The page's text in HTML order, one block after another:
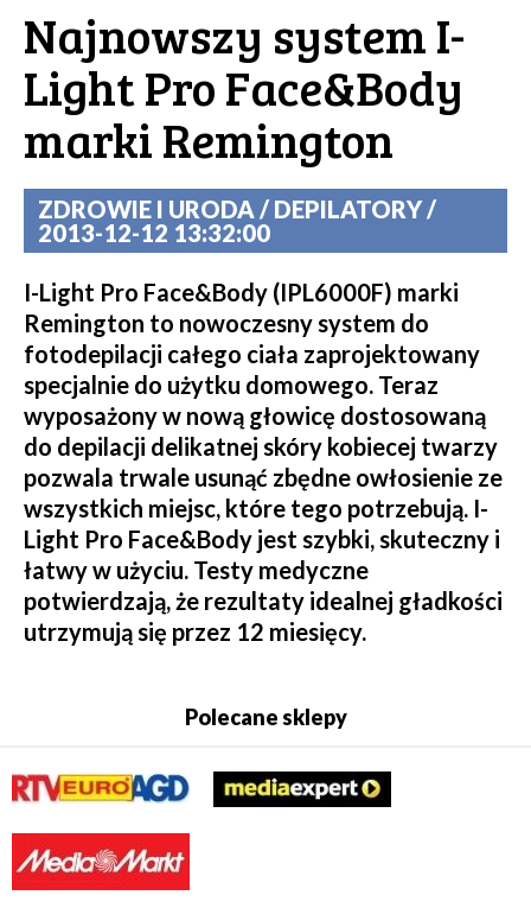
Najnowszy system I-
Light Pro Face&Body
marki Remington
ZDROWIE I URODA / DEPILATORY /
2013-12-12 13:32:00
I-Light Pro Face&Body (IPL6000F) marki
Remington to nowoczesny system do
fotodepilacji całego ciała zaprojektowany
specjalnie do użytku domowego. Teraz
wyposażony w nową głowicę dostosowaną
do depilacji delikatnej skóry kobiecej twarzy
pozwala trwale usunąć zbędne owłosienie ze
wszystkich miejsc, które tego potrzebują. I-
Light Pro Face&Body jest szybki, skuteczny i
łatwy w użyciu. Testy medyczne
potwierdzają, że rezultaty idealnej gładkości
utrzymują się przez 12 miesięcy.
Polecane sklepy